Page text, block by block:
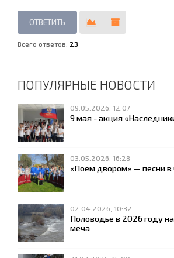
Всего ответов: 23
ПОПУЛЯРНЫЕ НОВОСТИ
09.05.2026, 12:07
9 мая - акция
03.05.2026, 16:28
«Поём двором» — песни в
02.04.2026, 10:32
Половодье в 2026 году
меча